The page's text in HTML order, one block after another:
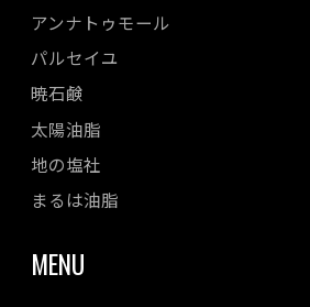
アンナトゥモール
パルセイユ
暁石鹸
太陽油脂
地の塩社
まるは油脂
MENU